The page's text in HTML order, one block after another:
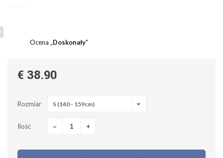
Ocena „Doskonały"
€ 38.90
Rozmiar S (140 - 159cm)
Ilość - +